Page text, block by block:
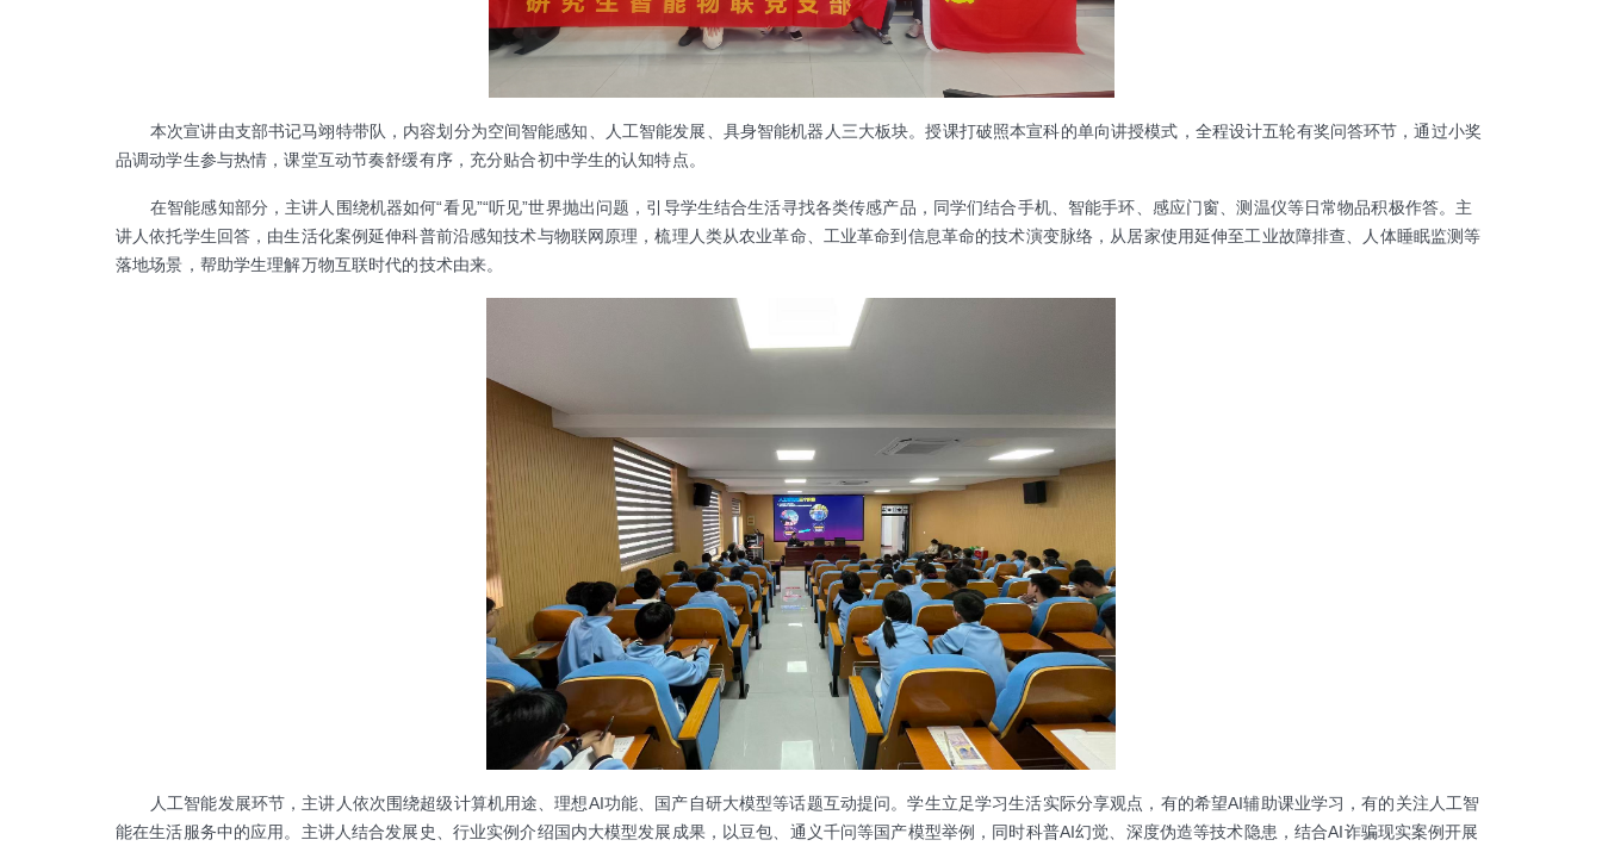
本次宣讲由支部书记马翊特带队，内容划分为空间智能感知、人工智能发展、具身智能机器人三大板块。授课打破照本宣科的单向讲授模式，全程设计五轮有奖问答环节，通过小奖
品调动学生参与热情，课堂互动节奏舒缓有序，充分贴合初中学生的认知特点。
在智能感知部分，主讲人围绕机器如何“看见”“听见”世界抛出问题，引导学生结合生活寻找各类传感产品，同学们结合手机、智能手环、感应门窗、测温仪等日常物品积极作答。主
讲人依托学生回答，由生活化案例延伸科普前沿感知技术与物联网原理，梳理人类从农业革命、工业革命到信息革命的技术演变脉络，从居家使用延伸至工业故障排查、人体睡眠监测等
落地场景，帮助学生理解万物互联时代的技术由来。
人工智能发展环节，主讲人依次围绕超级计算机用途、理想AI功能、国产自研大模型等话题互动提问。学生立足学习生活实际分享观点，有的希望AI辅助课业学习，有的关注人工智
能在生活服务中的应用。主讲人结合发展史、行业实例介绍国内大模型发展成果，以豆包、通义千问等国产模型举例，同时科普AI幻觉、深度伪造等技术隐患，结合AI诈骗现实案例开展